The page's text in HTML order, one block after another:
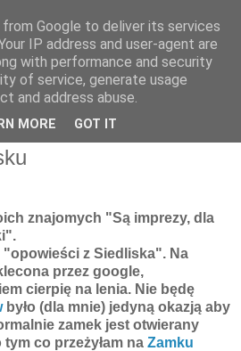
znajomych "Są imprezy, dla
z Siedliska". Na
przez google,
cierpię na lenia. Nie będę
było (dla mnie) jedyną okazją aby
zamek jest otwierany
co przeżyłam na Zamku
Google to deliver its services
IP address and user-agent are
with performance and security
of service, generate usage
and address abuse.
MORE GOT IT